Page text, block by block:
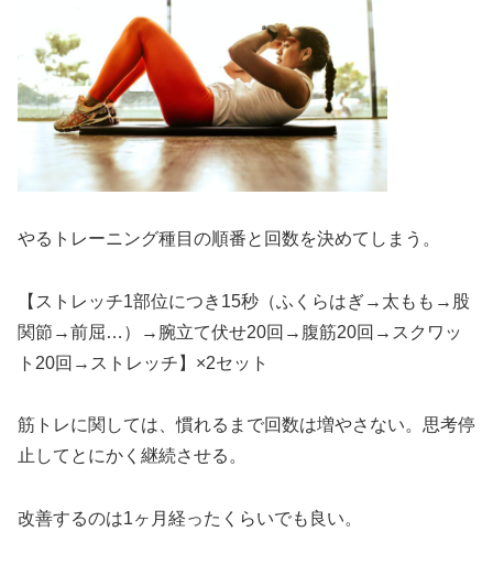
やるトレーニング種目の順番と回数を決めてしまう。
【ストレッチ1部位につき15秒（ふくらはぎ→太もも→股
関節→前屈…）→腕立て伏せ20回→腹筋20回→スクワッ
ト20回→ストレッチ】×2セット
筋トレに関しては、慣れるまで回数は増やさない。思考停
止してとにかく継続させる。
改善するのは1ヶ月経ったくらいでも良い。